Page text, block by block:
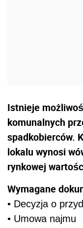
Istnieje
komunalnych
spadkobierców.
lokalu wynosi
rynkowej
Wymagane
• Decyzja o
• Umowa najmu